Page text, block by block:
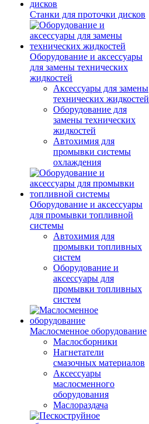
Станки для проточки дисков
Оборудование и аксессуары
для замены технических
жидкостей
Аксессуары для замены
технических жидкостей
Оборудование для
замены технических
жидкостей
Автохимия для
промывки системы
охлаждения
Оборудование и аксессуары
для промывки топливной
системы
Автохимия для
промывки топливных
систем
Оборудование и
аксессуары для
промывки топливных
систем
Маслосменное оборудование
Маслосборники
Нагнетатели
смазочных материалов
Аксессуары
маслосменного
оборудования
Маслораздача